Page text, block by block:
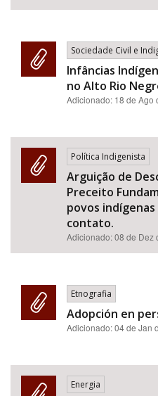
Sociedade Civil e
Infâncias
no Alto Rio
Adicionado: 18 de Ago
Política Indigenista
Arguição de
Preceito
povos
contato.
Adicionado:08 de Dez
Etnografia
Adopción en
Adicionado:04 de Jan
Energia